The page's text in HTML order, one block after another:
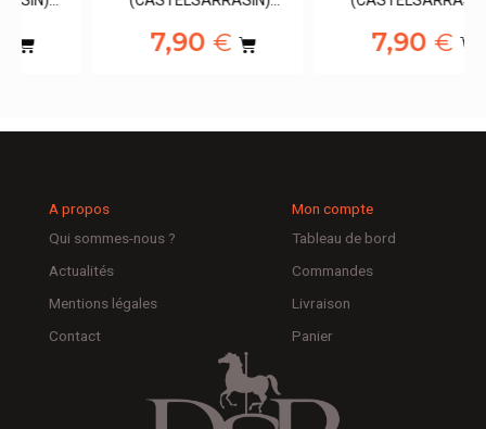
€ €
A propos
Qui sommes-nous ?
Actualités
Mentions légales
Contact
Mon compte
Tableau de bord
Commandes
Livraison
Panier